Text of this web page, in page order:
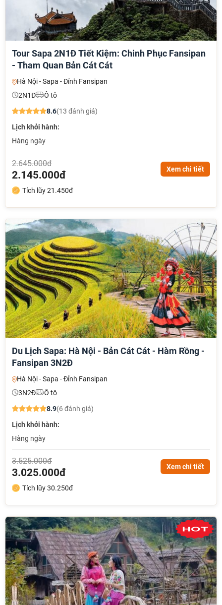
Tour Sapa 2N1Đ Tiết Kiệm: Chinh Phục Fansipan
- Tham Quan Bản Cát Cát
Hà Nội - Sapa - Đỉnh Fansipan
2N1Đ
Ô tô
8.6(13 đánh giá)
Lịch khởi hành:
Hàng ngày
2.645.000đ
2.145.000đ Xem chi tiết
Tích lũy 21.450đ
Du Lịch Sapa: Hà Nội - Bản Cát Cát - Hàm Rồng -
Fansipan 3N2Đ
Hà Nội - Sapa - Đỉnh Fansipan
3N2Đ
Ô tô
8.9(6 đánh giá)
Lịch khởi hành:
Hàng ngày
3.525.000đ
3.025.000đ Xem chi tiết
Tích lũy 30.250đ
TƯ VẤN NGAY
TƯ VẤN NGAY
TƯ VẤN NGAY
TƯ VẤN NGAY
NHẬN ƯU ĐÃI NGAY
TƯ VẤN NGAYNhận ưu đãi ngay!
Gửi yêu cầu